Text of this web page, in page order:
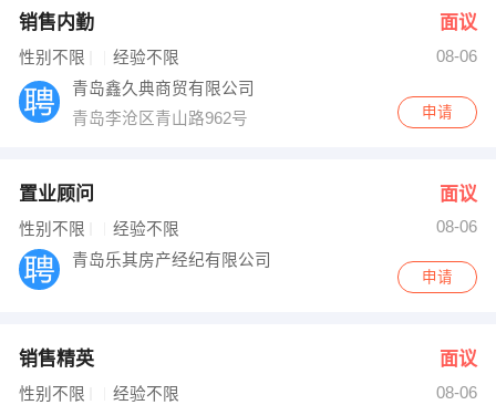
销售内勤 面议
性别不限 经验不限
08-06
青岛鑫久典商贸有限公司
青岛李沧区青山路962号
申请
置业顾问 面议
性别不限 经验不限
08-06
青岛乐其房产经纪有限公司
申请
销售精英 面议
性别不限 经验不限
08-06